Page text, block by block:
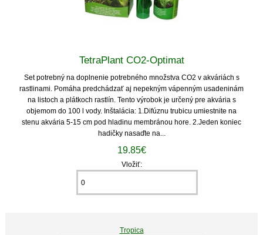
TetraPlant CO2-Optimat
Set potrebný na doplnenie potrebného množstva CO2 v akváriách s
rastlinami. Pomáha predchádzať aj nepekným vápenným usadeninám
na listoch a plátkoch rastlín. Tento výrobok je určený pre akvária s
objemom do 100 l vody. Inštalácia: 1.Difúznu trubicu umiestnite na
stenu akvária 5-15 cm pod hladinu membránou hore. 2.Jeden koniec
hadičky nasaďte na...
19.85€
Vložiť:
Tropica